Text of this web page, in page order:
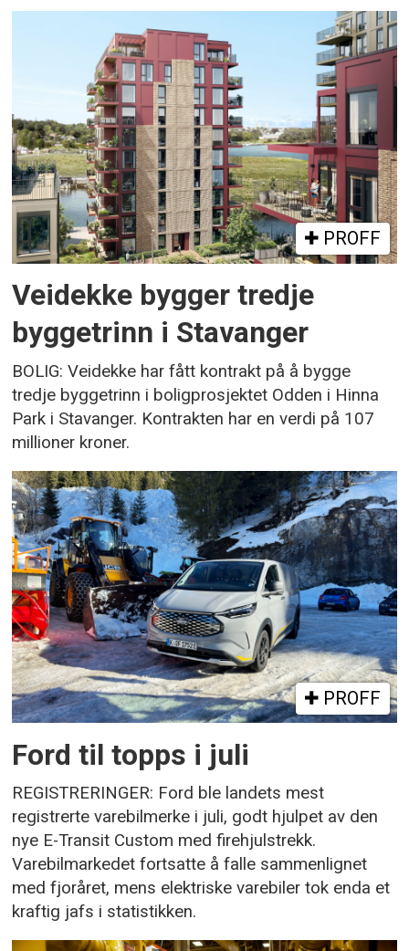
PROFF
Veidekke bygger tredje
byggetrinn i Stavanger
BOLIG: Veidekke har fått kontrakt på å bygge
tredje byggetrinn i boligprosjektet Odden i Hinna
Park i Stavanger. Kontrakten har en verdi på 107
millioner kroner.
PROFF
Ford til topps i juli
REGISTRERINGER: Ford ble landets mest
registrerte varebilmerke i juli, godt hjulpet av den
nye E-Transit Custom med firehjulstrekk.
Varebilmarkedet fortsatte å falle sammenlignet
med fjoråret, mens elektriske varebiler tok enda et
kraftig jafs i statistikken.